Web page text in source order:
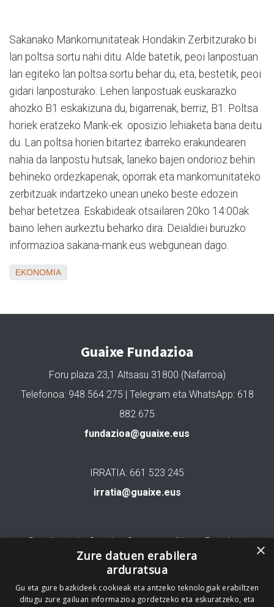
Sakanako Mankomunitateak Hondakin Zerbitzurako bi
lan poltsa sortu nahi ditu. Alde batetik, peoi lanpostuan
lan egiteko lan poltsa sortu behar du, eta, bestetik, peoi
gidari lanposturako. Lehen lanpostuak euskarazko
ahozko B1 eskakizuna du, bigarrenak, berriz, B1. Poltsa
horiek eratzeko Mank-ek oposizio lehiaketa bana deitu
du. Lan poltsa horien bitartez ibarreko erakundearen
nahia da lanpostu hutsak, laneko bajen ondorioz behin
behineko ordezkapenak, oporrak eta mankomunitateko
zerbitzuak indartzeko unean uneko beste edozein
behar betetzea. Eskabideak otsailaren 20ko 14:00ak
baino lehen aurkeztu beharko dira. Deialdiei buruzko
informazioa sakana-mank.eus webgunean dago.
EKONOMIA
Guaixe Fundazioa
Foru plaza 23,1 Altsasu 31800 (Nafarroa)
Telefonoa: 948 564 275 | Telegram eta WhatsApp: 618
882 675
fundazioa@guaixe.eus
IRRATIA: 661 523 245
irratia@guaixe.eus
Gure lizentzia: Creative Commons Aitortu Partekatu
Codesyntaxek garatua
×
Zure datuen erabilera
arduratsua
Gu eta gure bazkideek cookieak eta antzeko teknologiak erabiltzen
ditugu zure gailuan informazioa gordetzeko eta eskuratzeko, eta